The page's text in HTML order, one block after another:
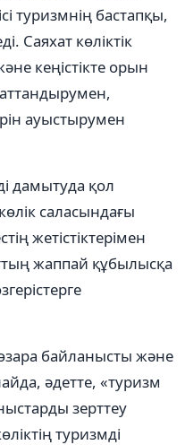
туризмнің бастапқы,
Саяхат көліктік
кеңістікте орын
ауыстырумен
дамытуда қол
саласындағы
жетістіктерімен
жаппай құбылысқа
байланысты және
әдетте, «туризм
зерттеу
туризмді